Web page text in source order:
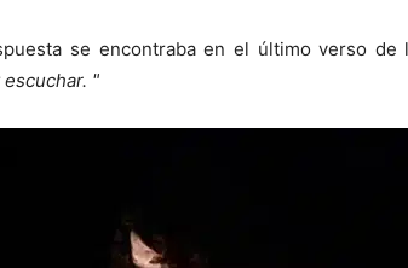
se encontraba en el último verso de
"